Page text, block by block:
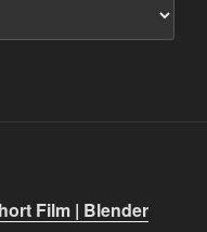
Film | Blender